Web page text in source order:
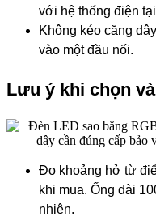
với hệ thống điện
Không kéo căng
vào một đầu nối.
Lưu ý khi chọn
Đo khoảng hở từ
khi mua. Ống dài
nhiên.